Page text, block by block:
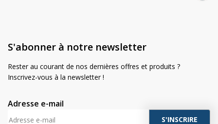
S'abonner à notre newsletter
Rester au courant de nos dernières offres et produits ?
Inscrivez-vous à la newsletter !
Adresse e-mail
A